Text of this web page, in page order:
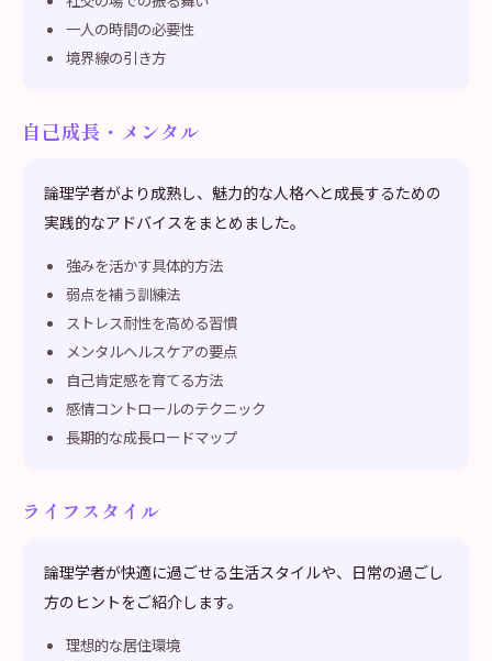
一人の時間の必要性
境界線の引き方
自己成長・メンタル
論理学者がより成熟し、魅力的な人格へと成長するための
実践的なアドバイスをまとめました。
強みを活かす具体的方法
弱点を補う訓練法
ストレス耐性を高める習慣
メンタルヘルスケアの要点
自己肯定感を育てる方法
感情コントロールのテクニック
長期的な成長ロードマップ
ライフスタイル
論理学者が快適に過ごせる生活スタイルや、日常の過ごし
方のヒントをご紹介します。
理想的な居住環境